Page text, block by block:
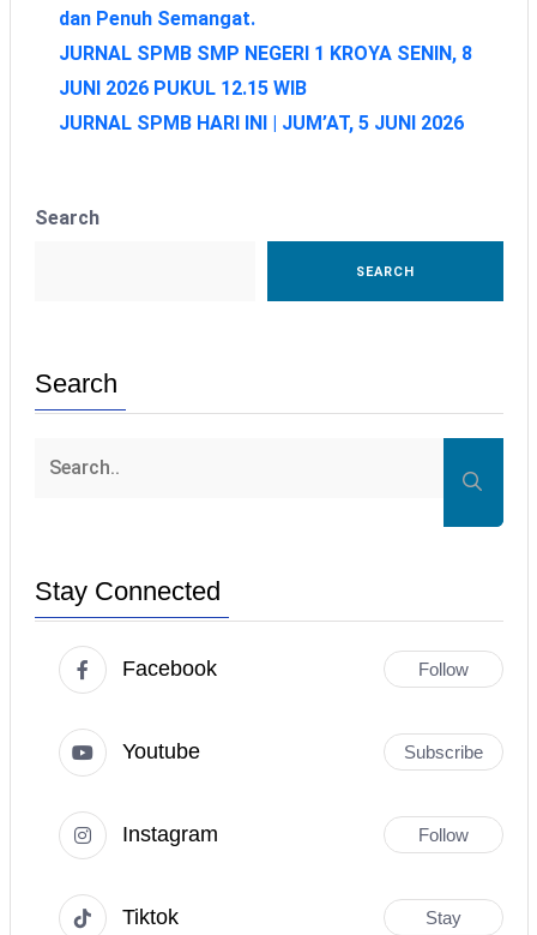
dan Penuh Semangat.
JURNAL SPMB SMP NEGERI 1 KROYA SENIN, 8
JUNI 2026 PUKUL 12.15 WIB
JURNAL SPMB HARI INI | JUM’AT, 5 JUNI 2026
Search
SEARCH
Search
Stay Connected
Facebook Follow
Youtube Subscribe
Instagram Follow
Tiktok Stay